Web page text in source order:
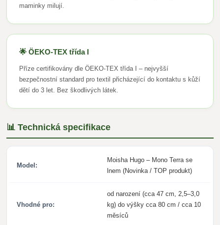
maminky milují.
🌟 ÖEKO-TEX třída I
Příze certifikovány dle ÖEKO-TEX třída I – nejvyšší
bezpečnostní standard pro textil přicházející do kontaktu s kůží
dětí do 3 let. Bez škodlivých látek.
📊 Technická specifikace
Model:
Moisha Hugo – Mono Terra se
lnem (Novinka / TOP produkt)
Vhodné pro:
od narození (cca 47 cm, 2,5–3,0
kg) do výšky cca 80 cm / cca 10
měsíců